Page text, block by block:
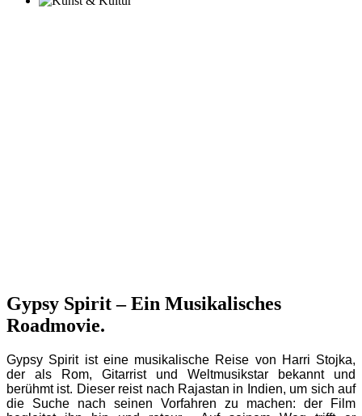
Gypsy Spirit – Ein Musikalisches
Roadmovie.
Gypsy Spirit ist eine musikalische Reise von Harri Stojka,
der als Rom, Gitarrist und Weltmusikstar bekannt und
berühmt ist. Dieser reist nach Rajastan in Indien, um sich auf
die Suche nach seinen Vorfahren zu machen: der Film